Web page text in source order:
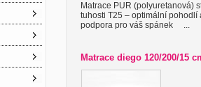
Matrace PUR (polyuretanová)
tuhosti T25 – optimální pohodlí
podpora pro váš spánek ...
Matrace diego 120/200/15